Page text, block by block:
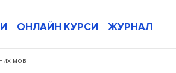
ОНЛАЙН КУРСИ ЖУРНАЛ
мов